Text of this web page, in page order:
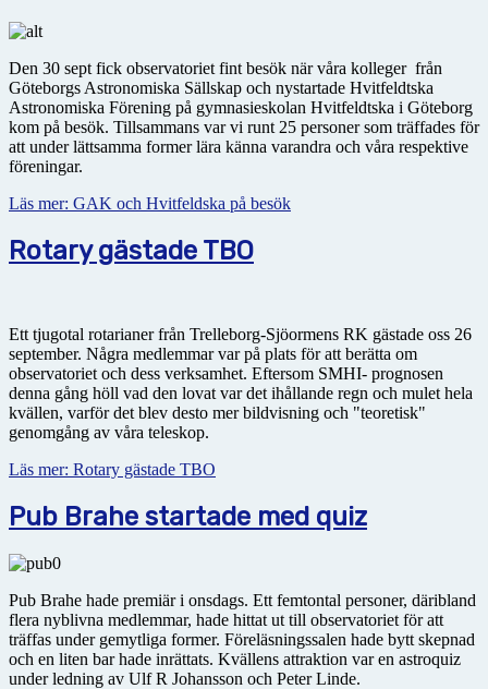
Den 30 sept fick observatoriet fint besök när våra kolleger från
Göteborgs Astronomiska Sällskap och nystartade Hvitfeldtska
Astronomiska Förening på gymnasieskolan Hvitfeldtska i Göteborg
kom på besök. Tillsammans var vi runt 25 personer som träffades för
att under lättsamma former lära känna varandra och våra respektive
föreningar.
Läs mer: GAK och Hvitfeldska på besök
Rotary gästade TBO
Ett tjugotal rotarianer från Trelleborg-Sjöormens RK gästade oss 26
september. Några medlemmar var på plats för att berätta om
observatoriet och dess verksamhet. Eftersom SMHI- prognosen
denna gång höll vad den lovat var det ihållande regn och mulet hela
kvällen, varför det blev desto mer bildvisning och "teoretisk"
genomgång av våra teleskop.
Läs mer: Rotary gästade TBO
Pub Brahe startade med quiz
Pub Brahe hade premiär i onsdags. Ett femtontal personer, däribland
flera nyblivna medlemmar, hade hittat ut till observatoriet för att
träffas under gemytliga former. Föreläsningssalen hade bytt skepnad
och en liten bar hade inrättats. Kvällens attraktion var en astroquiz
under ledning av Ulf R Johansson och Peter Linde.